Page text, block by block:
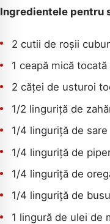
Ingredientele pentru
2 cutii de roșii
1 ceapă mică
2 căței de usturoi
1/2 linguriță de
1/4 linguriță de sare
1/4 linguriță de
1/4 linguriță de
1/4 linguriță de
1 lingură de ulei de